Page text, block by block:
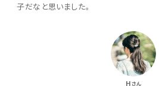
子だなと思いました。
Hさん